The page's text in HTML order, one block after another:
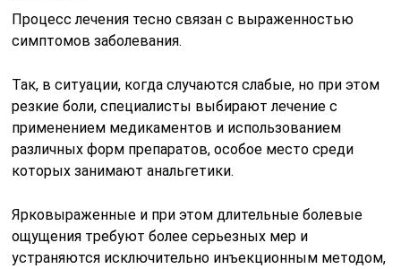
Процесс лечения тесно связан с выраженностью
симптомов заболевания.
Так, в ситуации, когда случаются слабые, но при этом
резкие боли, специалисты выбирают лечение с
применением медикаментов и использованием
различных форм препаратов, особое место среди
которых занимают анальгетики.
Ярковыраженные и при этом длительные болевые
ощущения требуют более серьезных мер и
устраняются исключительно инъекционным методом,